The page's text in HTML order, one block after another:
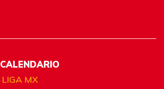
CALENDARIO
LIGA MX